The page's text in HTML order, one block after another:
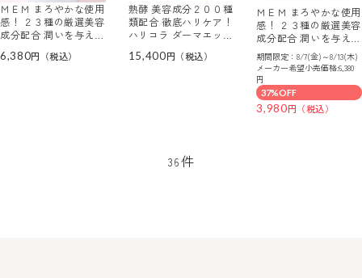
ＭＥＭ まろやかな使用
感！ ２３種の厳選美容
成分配合 潤いを与えて
ス ローション （化粧
6,380
熟酵 美容成分２００種
類配合 徹底ハリケア！
ハリコラ ダーマエッセ
15,400
ＭＥＭ まろやかな使用
感！ ２３種の厳選美容
成分配合 潤いを与えて
肌を整える エッセン
ス ローション トライ
アルセット
期間限定：8/7(金)～8/13(木)
メーカー希望小売価格:6,380
円
37%OFF
3,980
36件